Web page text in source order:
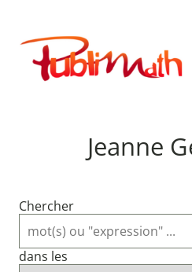
contenu
Publimath
Jeanne
Chercher
dans les